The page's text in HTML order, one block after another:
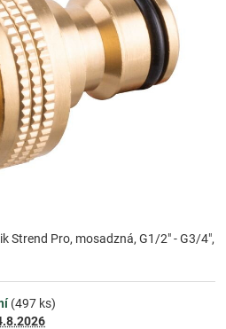
Strend Pro, mosadzná, G1/2" - G3/4",
(497 ks)